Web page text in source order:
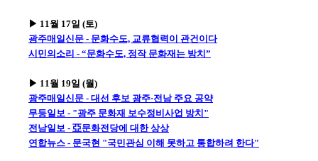
▶ 11월 17일 (토)
광주매일신문 - 문화수도, 교류협력이 관건이다
시민의소리 - “문화수도, 정작 문화재는 방치”
▶ 11월 19일 (월)
광주매일신문 - 대선 후보 광주·전남 주요 공약
무등일보 - "광주 문화재 보수정비사업 방치"
전남일보 - 亞문화전당에 대한 상상
연합뉴스 - 문국현 "국민관심 이해 못하고 통합하려 한다"